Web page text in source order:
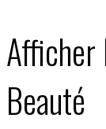
Afficher
Beauté